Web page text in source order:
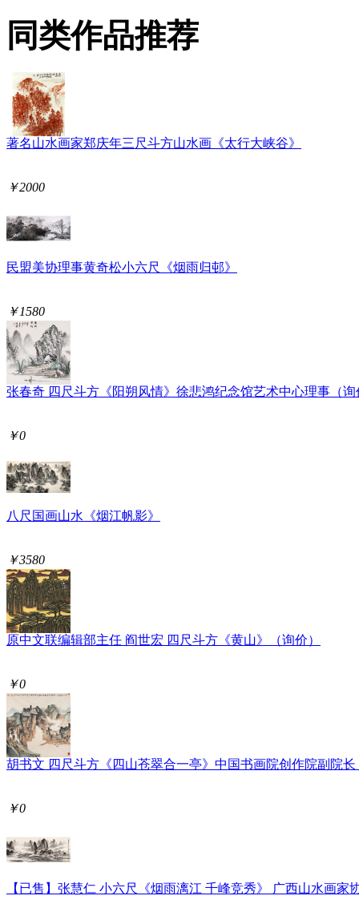
同类作品推荐
著名山水画家郑庆年三尺斗方山水画《太行大峡谷》
￥2000
民盟美协理事黄奇松小六尺《烟雨归邨》
￥1580
张春奇 四尺斗方《阳朔风情》徐悲鸿纪念馆艺术中心理事（询
￥0
八尺国画山水《烟江帆影》
￥3580
原中文联编辑部主任 阎世宏 四尺斗方《黄山》（询价）
￥0
胡书文 四尺斗方《四山苍翠合一亭》中国书画院创作院副院
￥0
【已售】张慧仁 小六尺《烟雨漓江 千峰竞秀》 广西山水画家